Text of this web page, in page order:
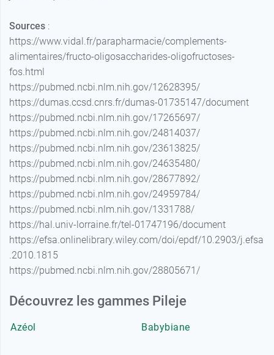
Sources :
https://www.vidal.fr/parapharmacie/complements-
alimentaires/fructo-oligosaccharides-oligofructoses-
fos.html
https://pubmed.ncbi.nlm.nih.gov/12628395/
https://dumas.ccsd.cnrs.fr/dumas-01735147/document
https://pubmed.ncbi.nlm.nih.gov/17265697/
https://pubmed.ncbi.nlm.nih.gov/24814037/
https://pubmed.ncbi.nlm.nih.gov/23613825/
https://pubmed.ncbi.nlm.nih.gov/24635480/
https://pubmed.ncbi.nlm.nih.gov/28677892/
https://pubmed.ncbi.nlm.nih.gov/24959784/
https://pubmed.ncbi.nlm.nih.gov/1331788/
https://hal.univ-lorraine.fr/tel-01747196/document
https://efsa.onlinelibrary.wiley.com/doi/epdf/10.2903/j.efsa
.2010.1815
https://pubmed.ncbi.nlm.nih.gov/28805671/
Découvrez les gammes Pileje
Azéol Babybiane